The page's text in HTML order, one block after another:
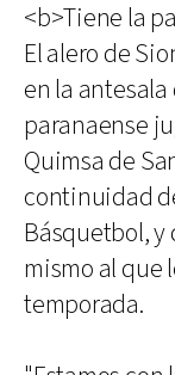
<b>Tiene la
El alero de
en la
paranaense
Quimsa de
continuidad
Básquetbol, y
mismo al que
temporada.